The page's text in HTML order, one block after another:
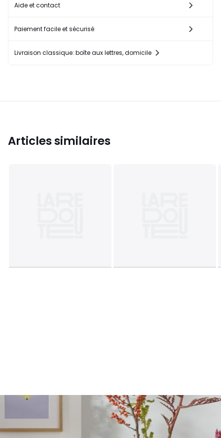
Aide et contact
Paiement facile et sécurisé
Livraison classique: boîte aux lettres, domicile
Articles similaires